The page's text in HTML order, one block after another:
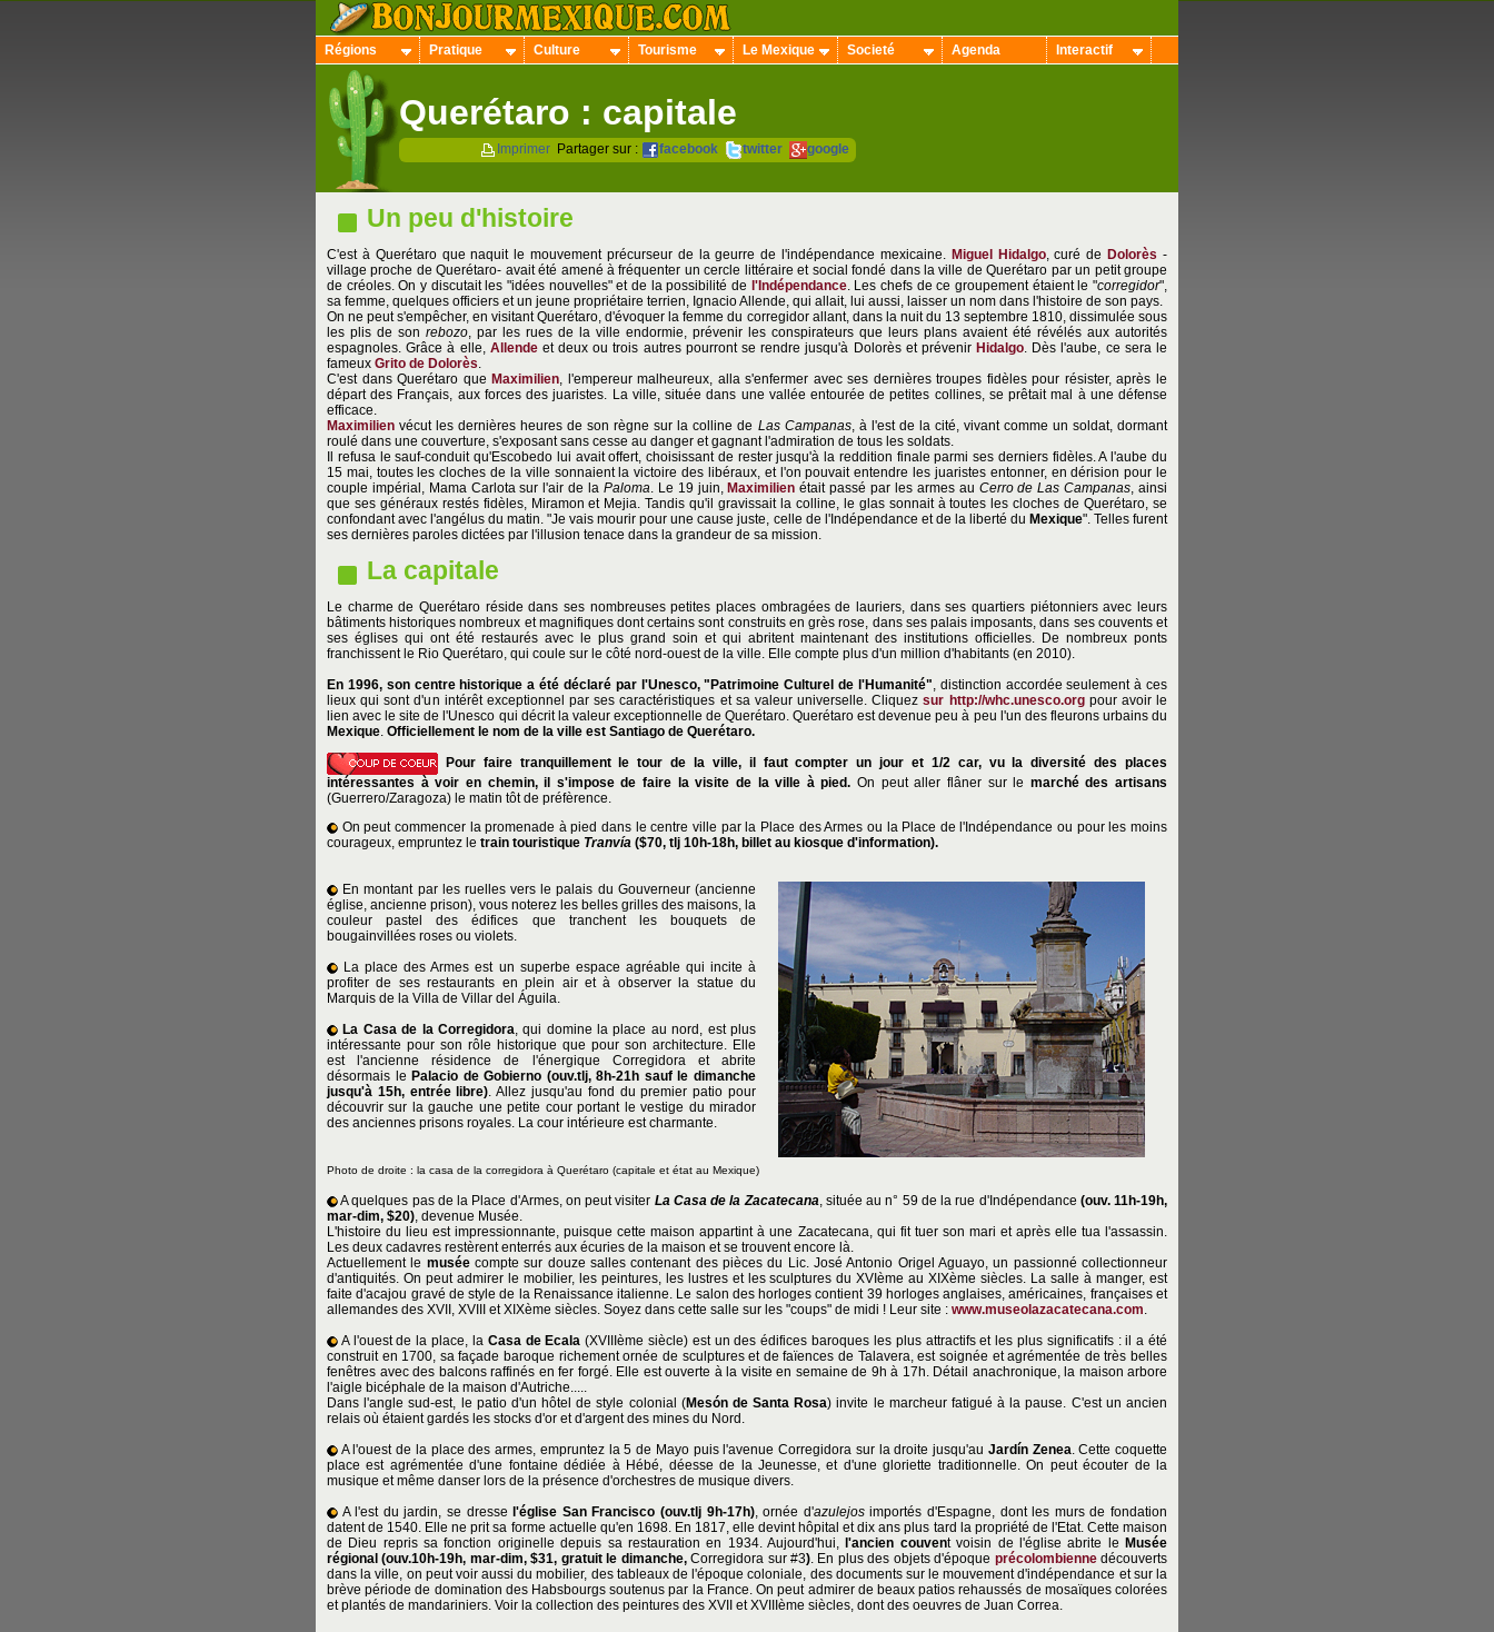
Régions Pratique Culture Tourisme Le Mexique Societé Agenda Interactif
Querétaro : capitale
Imprimer Partager sur : facebook twitter google
Un peu d'histoire
C'est à Querétaro que naquit le mouvement précurseur de la geurre de l'indépendance mexicaine. Miguel Hidalgo, curé de Dolorès -
village proche de Querétaro- avait été amené à fréquenter un cercle littéraire et social fondé dans la ville de Querétaro par un petit groupe
de créoles. On y discutait les "idées nouvelles" et de la possibilité de l'Indépendance. Les chefs de ce groupement étaient le "corregidor",
sa femme, quelques officiers et un jeune propriétaire terrien, Ignacio Allende, qui allait, lui aussi, laisser un nom dans l'histoire de son pays.
On ne peut s'empêcher, en visitant Querétaro, d'évoquer la femme du corregidor allant, dans la nuit du 13 septembre 1810, dissimulée sous
les plis de son rebozo, par les rues de la ville endormie, prévenir les conspirateurs que leurs plans avaient été révélés aux autorités
espagnoles. Grâce à elle, Allendeet deux ou trois autres pourront se rendre jusqu'à Dolorès et prévenir Hidalgo. Dès l'aube, ce sera le
fameux Grito de Dolorès.
C'est dans Querétaro que Maximilien, l'empereur malheureux, alla s'enfermer avec ses dernières troupes fidèles pour résister, après le
départ des Français, aux forces des juaristes. La ville, située dans une vallée entourée de petites collines, se prêtait mal à une défense
efficace.
Maximilien vécut les dernières heures de son règne sur la colline de Las Campanas, à l'est de la cité, vivant comme un soldat, dormant
roulé dans une couverture, s'exposant sans cesse au danger et gagnant l'admiration de tous les soldats.
Il refusa le sauf-conduit qu'Escobedo lui avait offert, choisissant de rester jusqu'à la reddition finale parmi ses derniers fidèles. A l'aube du
15 mai, toutes les cloches de la ville sonnaient la victoire des libéraux, et l'on pouvait entendre les juaristes entonner, en dérision pour le
couple impérial, Mama Carlota sur l'air de la Paloma. Le 19 juin, Maximilien était passé par les armes au Cerro de Las Campanas, ainsi
que ses généraux restés fidèles, Miramon et Mejia. Tandis qu'il gravissait la colline, le glas sonnait à toutes les cloches de Querétaro, se
confondant avec l'angélus du matin. "Je vais mourir pour une cause juste, celle de l'Indépendance et de la liberté du Mexique". Telles furent
ses dernières paroles dictées par l'illusion tenace dans la grandeur de sa mission.
La capitale
Le charme de Querétaro réside dans ses nombreuses petites places ombragées de lauriers, dans ses quartiers piétonniers avec leurs
bâtiments historiques nombreux et magnifiques dont certains sont construits en grès rose, dans ses palais imposants, dans ses couvents et
ses églises qui ont été restaurés avec le plus grand soin et qui abritent maintenant des institutions officielles. De nombreux ponts
franchissent le Rio Querétaro, qui coule sur le côté nord-ouest de la ville. Elle compte plus d'un million d'habitants (en 2010).
En 1996, son centre historique a été déclaré par l'Unesco, "Patrimoine Culturel de l'Humanité", distinction accordée seulement à ces
lieux qui sont d'un intérêt exceptionnel par ses caractéristiques et sa valeur universelle. Cliquezsur http://whc.unesco.orgpour avoir le
lien avec le site de l'Unesco qui décrit la valeur exceptionnelle de Querétaro. Querétaro est devenue peu à peu l'un des fleurons urbains du
Mexique. Officiellement le nom de la ville est Santiago de Querétaro.
Pour faire tranquillement le tour de la ville, il faut compter un jour et 1/2 car, vu la diversité des places
intéressantes à voir en chemin, il s'impose de faire la visite de la ville à pied. On peut aller flâner sur le marché des artisans
(Guerrero/Zaragoza) le matin tôt de préfèrence.
On peut commencer la promenade à pied dans le centre ville par la Place des Armes ou la Place de l'Indépendance ou pour les moins
courageux, empruntez le train touristique Tranvía ($70, tlj 10h-18h, billet au kiosque d'information).
En montant par les ruelles vers le palais du Gouverneur (ancienne
église, ancienne prison), vous noterez les belles grilles des maisons, la
couleur pastel des édifices que tranchent les bouquets de
bougainvillées roses ou violets.
La place des Armes est un superbe espace agréable qui incite à
profiter de ses restaurants en plein air et à observer la statue du
Marquis de la Villa de Villar del Águila.
La Casa de la Corregidora, qui domine la place au nord, est plus
intéressante pour son rôle historique que pour son architecture. Elle
est l'ancienne résidence de l'énergique Corregidora et abrite
désormais le Palacio de Gobierno (ouv.tlj, 8h-21h sauf le dimanche
jusqu'à 15h, entrée libre). Allez jusqu'au fond du premier patio pour
découvrir sur la gauche une petite cour portant le vestige du mirador
des anciennes prisons royales. La cour intérieure est charmante.
Photo de droite : la casa de la corregidora à Querétaro (capitale et état au Mexique)
A quelques pas de la Place d'Armes, on peut visiter La Casa de la Zacatecana, située au n° 59 de la rue d'Indépendance (ouv. 11h-19h,
mar-dim, $20), devenue Musée.
L'histoire du lieu est impressionnante, puisque cette maison appartint à une Zacatecana, qui fit tuer son mari et après elle tua l'assassin.
Les deux cadavres restèrent enterrés aux écuries de la maison et se trouvent encore là.
Actuellement le muséecompte sur douze salles contenant des pièces du Lic. José Antonio Origel Aguayo, un passionné collectionneur
d'antiquités. On peut admirer le mobilier, les peintures, les lustres et les sculptures du XVIème au XIXème siècles. La salle à manger, est
faite d'acajou gravé de style de la Renaissance italienne. Le salon des horloges contient 39 horloges anglaises, américaines, françaises et
allemandes des XVII, XVIII et XIXème siècles. Soyez dans cette salle sur les "coups" de midi ! Leur site : www.museolazacatecana.com.
A l'ouest de la place, la Casa de Ecala (XVIIIème siècle) est un des édifices baroques les plus attractifs et les plus significatifs : il a été
construit en 1700, sa façade baroque richement ornée de sculptures et de faïences de Talavera, est soignée et agrémentée de très belles
fenêtres avec des balcons raffinés en fer forgé. Elle est ouverte à la visite en semaine de 9h à 17h. Détail anachronique, la maison arbore
l'aigle bicéphale de la maison d'Autriche.....
Dans l'angle sud-est, le patio d'un hôtel de style colonial (Mesón de Santa Rosa) invite le marcheur fatigué à la pause. C'est un ancien
relais où étaient gardés les stocks d'or et d'argent des mines du Nord.
A l'ouest de la place des armes, empruntez la 5 de Mayo puis l'avenue Corregidora sur la droite jusqu'au Jardín Zenea. Cette coquette
place est agrémentée d'une fontaine dédiée à Hébé, déesse de la Jeunesse, et d'une gloriette traditionnelle. On peut écouter de la
musique et même danser lors de la présence d'orchestres de musique divers.
A l'est du jardin, se dresse l'église San Francisco (ouv.tlj 9h-17h), ornée d'azulejosimportés d'Espagne, dont les murs de fondation
datent de 1540. Elle ne prit sa forme actuelle qu'en 1698. En 1817, elle devint hôpital et dix ans plus tard la propriété de l'Etat. Cette maison
de Dieu repris sa fonction originelle depuis sa restauration en 1934. Aujourd'hui, l'ancien couvent voisin de l'église abrite le Musée
régional (ouv.10h-19h, mar-dim, $31, gratuit le dimanche,Corregidora sur #3). En plus des objets d'époque précolombiennedécouverts
dans la ville, on peut voir aussi du mobilier, des tableaux de l'époque coloniale, des documents sur le mouvement d'indépendance et sur la
brève période de domination des Habsbourgs soutenus par la France. On peut admirer de beaux patios rehaussés de mosaïques colorées
et plantés de mandariniers. Voir la collection des peintures des XVII et XVIIIème siècles, dont des oeuvres de Juan Correa.